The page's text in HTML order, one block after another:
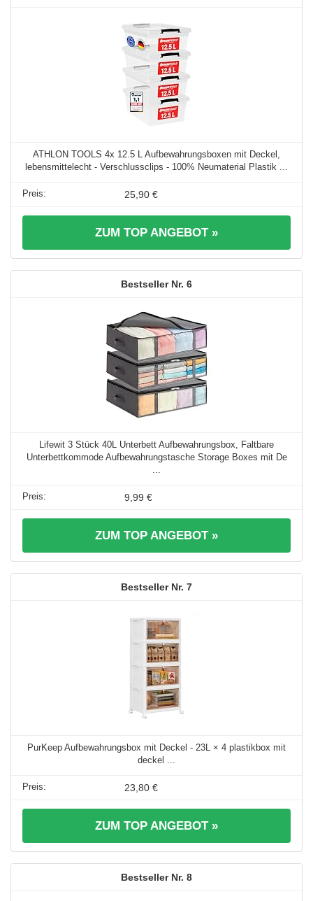
ATHLON TOOLS 4x 12.5 L Aufbewahrungsboxen mit Deckel,
lebensmittelecht - Verschlussclips - 100% Neumaterial Plastik ...
25,90 €
ZUM TOP ANGEBOT »
6
Lifewit 3 Stück 40L Unterbett Aufbewahrungsbox, Faltbare
Unterbettkommode Aufbewahrungstasche Storage Boxes mit De
9,99 €
ZUM TOP ANGEBOT »
7
PurKeep Aufbewahrungsbox mit Deckel - 23L × 4 plastikbox mit
deckel ...
23,80 €
ZUM TOP ANGEBOT »
8